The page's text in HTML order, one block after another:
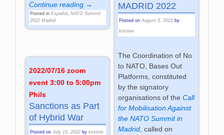
Continue reading →
Posted in Español,NATO Summit
2022 Madrid
MADRID 2022
Posted on August 5, 2022 by
kristine
The Coordination of No
to NATO, Bases Out
Platforms, constituted
by the signatory
organisations of the Call
for Mobilisation Against
the NATO Summit in
Madrid, called on
2022/07/16 zoom
event 3:00 to 5:00pm
Phils
Sanctions as Part
of Hybrid War
Posted onJuly 15, 2022 bykristine